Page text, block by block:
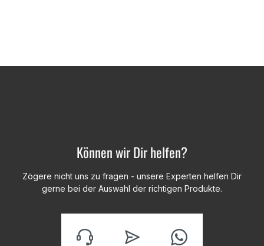
Können wir Dir helfen?
Zögere nicht uns zu fragen - unsere Experten helfen Dir
gerne bei der Auswahl der richtigen Produkte.